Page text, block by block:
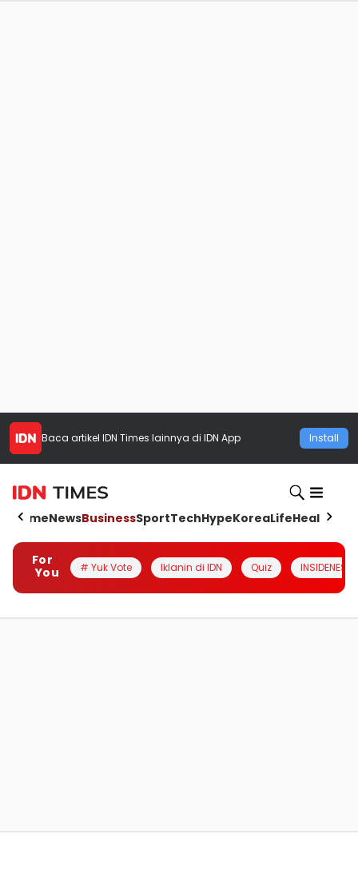
Baca artikel IDN Times lainnya di IDN App Install
HomeNewsBusinessSportTechHypeKoreaLifeHealth
For
You
# Yuk Vote Iklanin di IDN Quiz INSIDENESIA